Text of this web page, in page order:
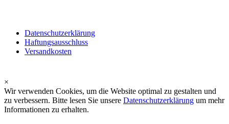
Datenschutzerklärung
Haftungsausschluss
Versandkosten
×
Wir verwenden Cookies, um die Website optimal zu gestalten und
zu verbessern. Bitte lesen Sie unsere Datenschutzerklärung um mehr
Informationen zu erhalten.